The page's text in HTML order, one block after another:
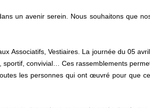
un avenir serein. Nous souhaitons que
Associatifs, Vestiaires. La journée du 05
convivial… Ces rassemblements
les personnes qui ont œuvré pour que